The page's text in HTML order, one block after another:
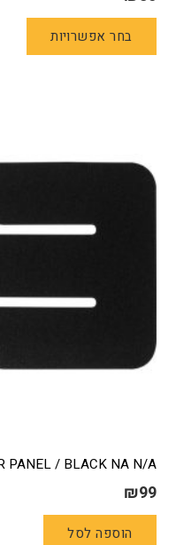
בחר אפשרויות
PANEL / BLACK NA N/A
₪99
הוספה לסל